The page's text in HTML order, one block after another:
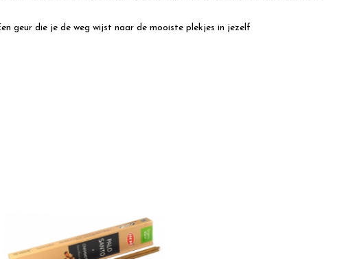
geur die je de weg wijst naar de mooiste plekjes in jezelf